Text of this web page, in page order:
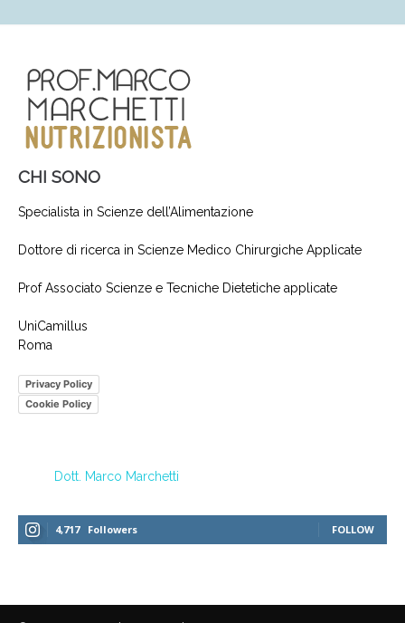
CHI SONO
Specialista in Scienze dell’Alimentazione
Dottore di ricerca in Scienze Medico Chirurgiche Applicate
Prof Associato Scienze e Tecniche Dietetiche applicate
UniCamillus
Roma
Privacy Policy
Cookie Policy
Dott. Marco Marchetti
4,717 Followers FOLLOW